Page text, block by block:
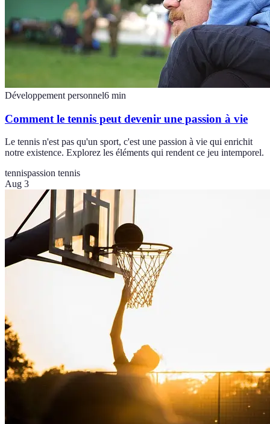
Développement personnel6 min
Comment le tennis peut devenir une passion à vie
Le tennis n'est pas qu'un sport, c'est une passion à vie qui enrichit
notre existence. Explorez les éléments qui rendent ce jeu intemporel.
tennispassion tennis
Aug 3